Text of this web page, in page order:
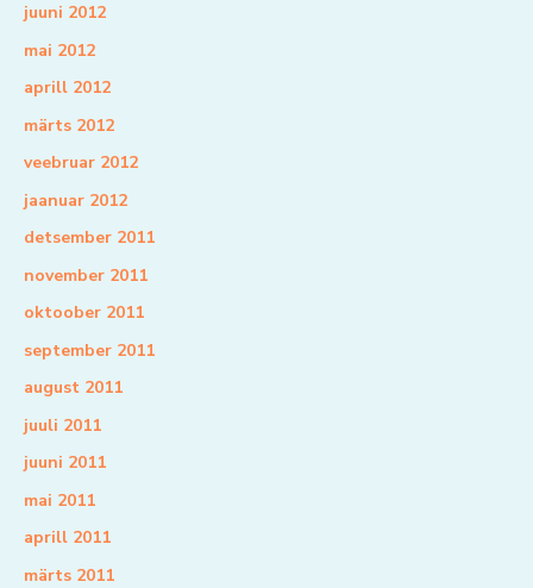
juuni 2012
mai 2012
aprill 2012
märts 2012
veebruar 2012
jaanuar 2012
detsember 2011
november 2011
oktoober 2011
september 2011
august 2011
juuli 2011
juuni 2011
mai 2011
aprill 2011
märts 2011